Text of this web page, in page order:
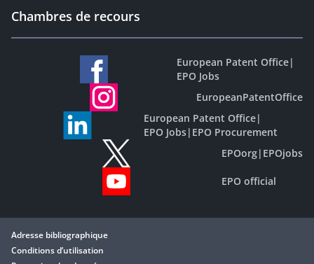
Chambres de recours
European Patent Office|
EPO Jobs
EuropeanPatentOffice
European Patent Office|
EPO Jobs| EPO Procurement
EPOorg| EPOjobs
EPO official
Adresse bibliographique
Conditions d’utilisation